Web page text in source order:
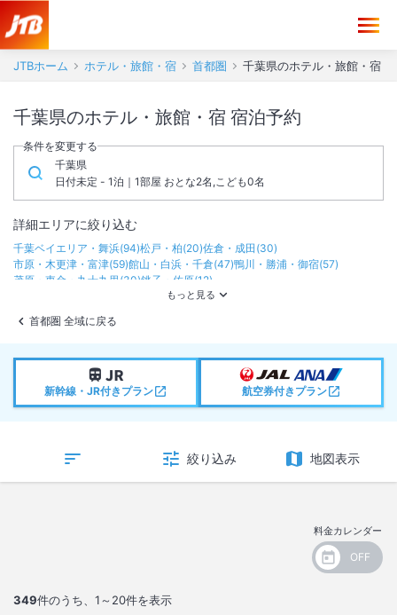
JTBホーム ホテル・旅館・宿 首都圏 千葉県のホテル・旅館・宿
千葉県のホテル・旅館・宿 宿泊予約
条件を変更する
千葉県
日付未定 - 1泊｜1部屋 おとな2名,こども0名
詳細エリアに絞り込む
千葉ベイエリア・舞浜(94)松戸・柏(20)佐倉・成田 (30)
市原・木更津・富津(59)館山・白浜・千倉(47)鴨川・勝浦・御宿(57)
茂原・東金・九十九里 (30)銚子・佐原(12)
首都圏 全域に戻る
新幹線・JR付きプラン 航空券付きプラン
絞り込み 地図表示
料金カレンダー
349件のうち、 1～20件を表示